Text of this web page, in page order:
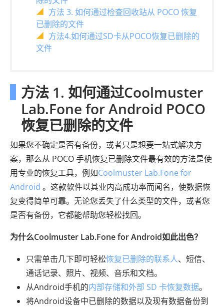
方法 3. 如何通过检查回收站从 POCO 恢复
已删除的文件
方法4.如何通过SD卡从POCO恢复已删除的
文件
方法 1. 如何通过Coolmuster
Lab.Fone for Android POCO
恢复已删除的文件
如果您不确定是否有备份，或者只是想要一站式解决方
案，那么从 POCO 手机恢复已删除文件最有效的方法是使
用专业的恢复工具，例如Coolmuster Lab.Fone for
Android 。这款软件以其业内高成功率而闻名，使数据恢
复变得简单可靠。无论您丢失了什么类型的文件，或者您
是否有备份，它都能帮助您轻松找回。
为什么Coolmuster Lab.Fone for Android如此出色？
只需单击几下即可轻松恢复已删除的联系人、短信、
通话记录、照片、视频、音乐和文档。
从Android手机的内部存储和外部 SD 卡恢复数据。
将Android设备中已删除的数据以及现有数据备份到